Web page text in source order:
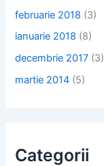
februarie 2018 (3)
ianuarie 2018 (8)
decembrie 2017 (3)
martie 2014 (5)
Categorii